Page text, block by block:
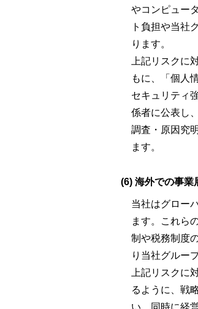
やコンピュー
ト負担や当社
ります。
上記リスクに
もに、「個人
セキュリティ
係者に公表し
調査・原因究
ます。
(6) 海外での事業
当社はグロー
ます。これら
制や税務制度
り当社グルー
上記リスクに
るように、戦
い、同時に経